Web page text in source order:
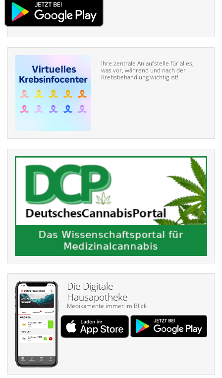
Ihre zentrale Anlaufstelle für alles,
was vor, während und nach der
Krebsbehandlung wichtig ist!
Die Digitale
Hausapotheke
Medikamente immer im Blick